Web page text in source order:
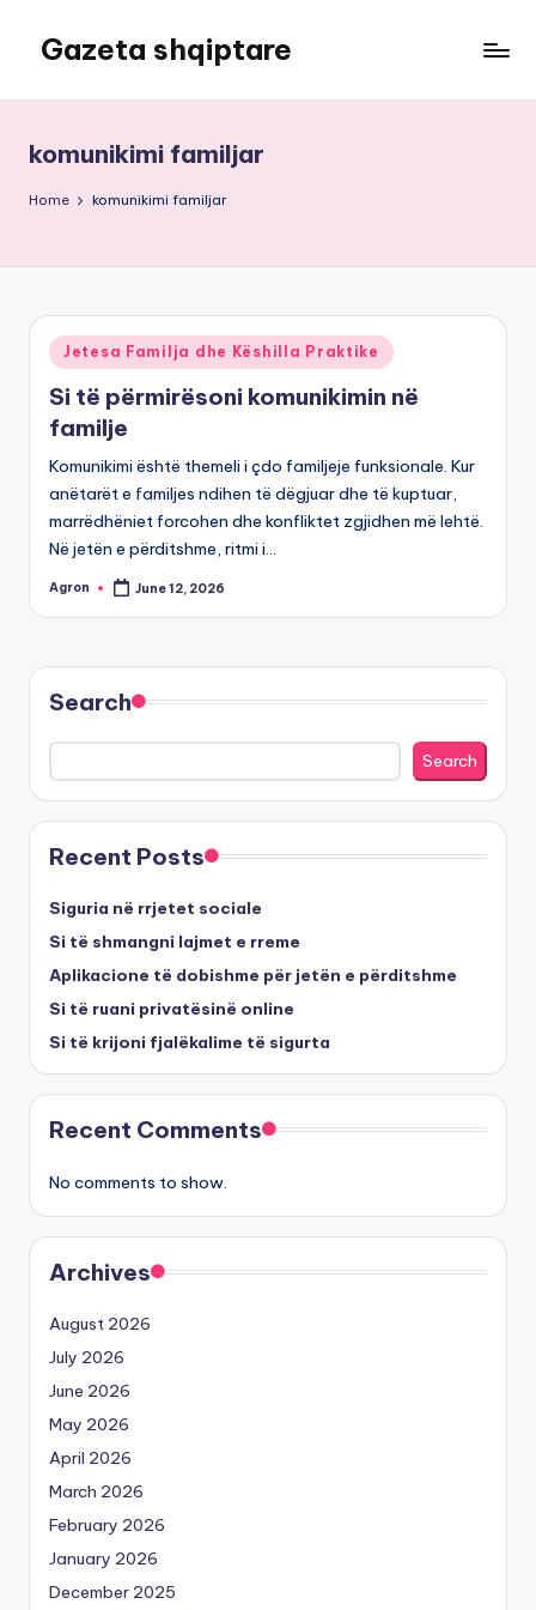
content
Gazeta shqiptare
komunikimi familjar
Home komunikimi familjar
Posted
in
Jetesa Familja dhe Këshilla Praktike
Si të përmirësoni komunikimin në
familje
Komunikimi është themeli i çdo familjeje funksionale. Kur
anëtarët e familjes ndihen të dëgjuar dhe të kuptuar,
marrëdhëniet forcohen dhe konfliktet zgjidhen më lehtë.
Në jetën e përditshme, ritmi i…
Posted
Agron June 12, 2026
Search
Search
Recent Posts
Siguria në rrjetet sociale
Si të shmangni lajmet e rreme
Aplikacione të dobishme për jetën e përditshme
Si të ruani privatësinë online
Si të krijoni fjalëkalime të sigurta
Recent Comments
No comments to show.
Archives
August 2026
July 2026
June 2026
May 2026
April 2026
March 2026
February 2026
January 2026
December 2025